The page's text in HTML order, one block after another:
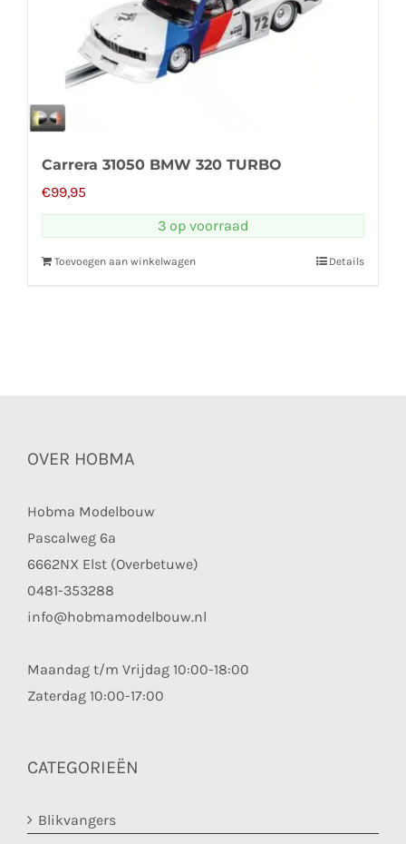
Carrera 31050 BMW 320 TURBO
€99,95
3 op voorraad
Toevoegen aan winkelwagen Details
OVER HOBMA
Hobma Modelbouw
Pascalweg 6a
6662NX Elst (Overbetuwe)
0481-353288
info@hobmamodelbouw.nl
Maandag t/m Vrijdag 10:00-18:00
Zaterdag 10:00-17:00
CATEGORIEËN
Blikvangers